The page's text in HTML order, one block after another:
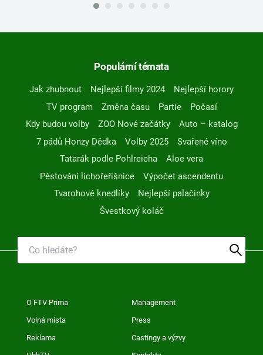
Populární témata
Jak zhubnout Nejlepší filmy 2024
Nejlepší horory
TV program
Změna času Partie
Počasí
Kdy budou volby
ZOO Nové začátky
Auto – katalog
7 pádů Honzy Dědka
Volby 2025
Svařené víno
Tatarák podle Pohlreicha
Aloe vera
Pěstování lichořeřišnice
Výpočet ascendentu
Tvarohové knedlíky
Nejlepší palačinky
Švestkový koláč
O FTV Prima Management
Volná místa Press
Reklama Castingy a výzvy